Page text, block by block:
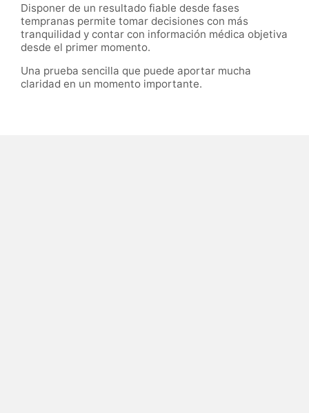
Disponer de un resultado fiable desde fases
tempranas permite tomar decisiones con más
tranquilidad y contar con información médica objetiva
desde el primer momento.
Una prueba sencilla que puede aportar mucha
claridad en un momento importante.